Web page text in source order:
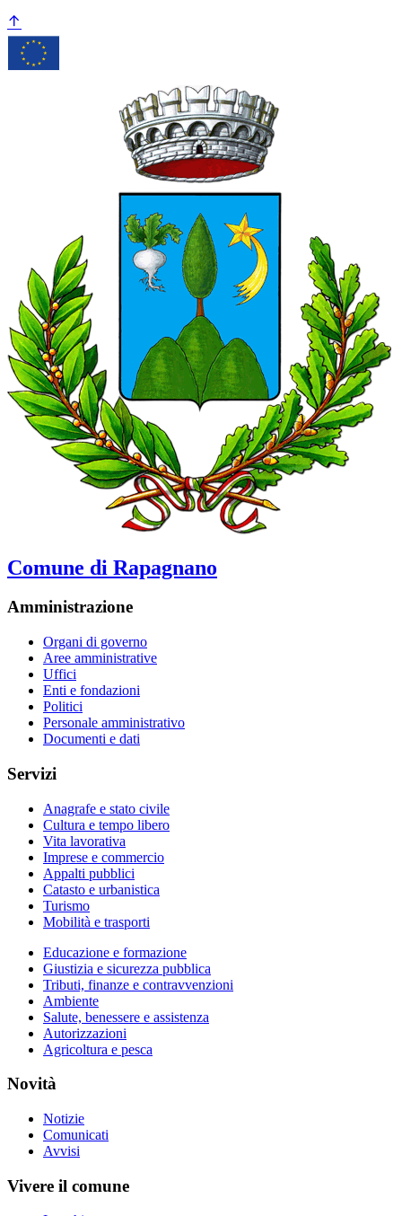
Comune di Rapagnano
Amministrazione
Organi di governo
Aree amministrative
Uffici
Enti e fondazioni
Politici
Personale amministrativo
Documenti e dati
Servizi
Anagrafe e stato civile
Cultura e tempo libero
Vita lavorativa
Imprese e commercio
Appalti pubblici
Catasto e urbanistica
Turismo
Mobilità e trasporti
Educazione e formazione
Giustizia e sicurezza pubblica
Tributi, finanze e contravvenzioni
Ambiente
Salute, benessere e assistenza
Autorizzazioni
Agricoltura e pesca
Novità
Notizie
Comunicati
Avvisi
Vivere il comune